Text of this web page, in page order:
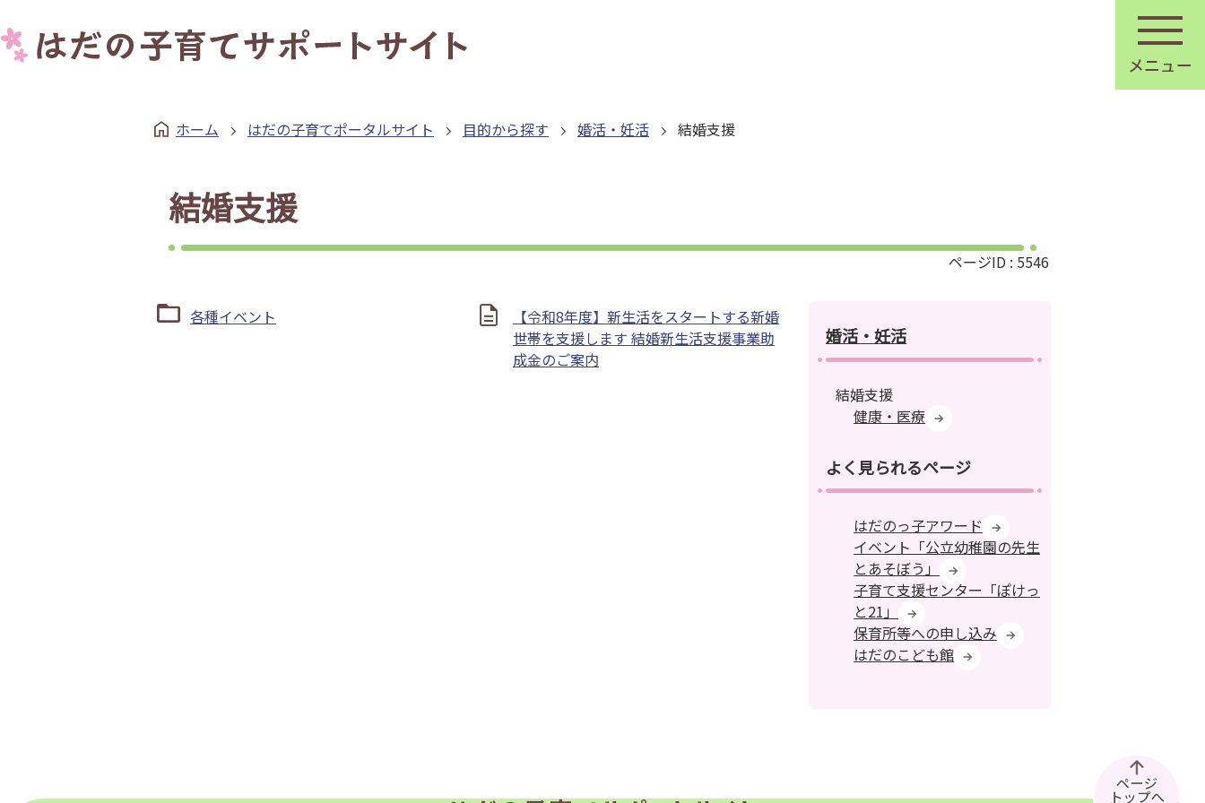
ホーム はだの子育てポータルサイト 目的から探す 婚活・妊活 結婚支援
結婚支援
ページID : 5546
各種イベント
【令和8年度】新生活をスタートする新婚
世帯を支援します 結婚新生活支援事業助
成金のご案内
婚活・妊活
結婚支援
健康・医療
よく見られるページ
はだのっ子アワード
イベント「公立幼稚園の先生
とあそぼう」
子育て支援センター「ぽけっ
と21」
保育所等への申し込み
はだのこども館